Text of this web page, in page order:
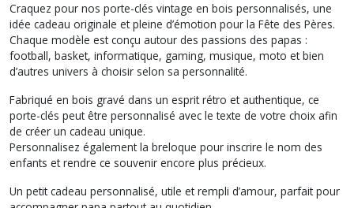
Craquez pour nos porte-clés vintage en bois personnalisés, une
idée cadeau originale et pleine d’émotion pour la Fête des Pères.
Chaque modèle est conçu autour des passions des papas :
football, basket, informatique, gaming, musique, moto et bien
d’autres univers à choisir selon sa personnalité.
Fabriqué en bois gravé dans un esprit rétro et authentique, ce
porte-clés peut être personnalisé avec le texte de votre choix afin
de créer un cadeau unique.
Personnalisez également la breloque pour inscrire le nom des
enfants et rendre ce souvenir encore plus précieux.
Un petit cadeau personnalisé, utile et rempli d’amour, parfait pour